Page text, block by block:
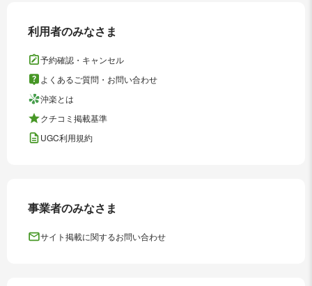
利用者のみなさま
予約確認・キャンセル
よくあるご質問・お問い合わせ
沖楽とは
クチコミ掲載基準
UGC利用規約
事業者のみなさま
サイト掲載に関するお問い合わせ